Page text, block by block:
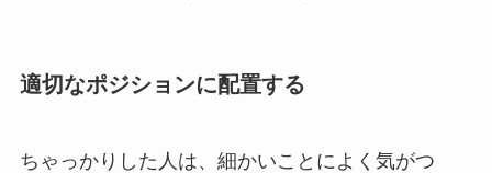
適切なポジションに配置する
ちゃっかりした人は、細かいことによく気がつ